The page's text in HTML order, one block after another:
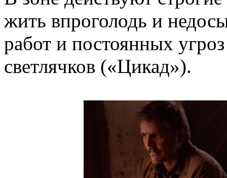
жить впроголодь и
работ и постоянных
светлячков («Цикад»).